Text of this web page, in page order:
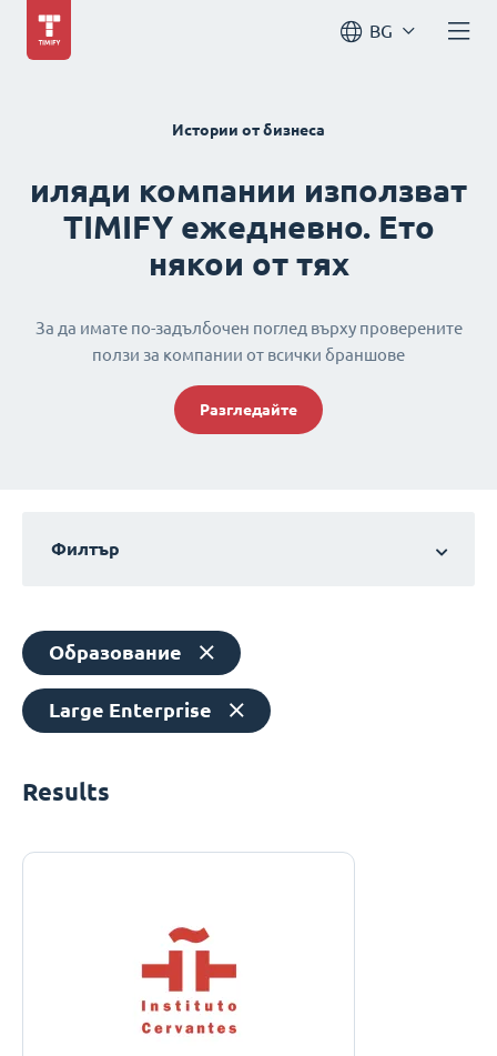
BG
Истории от бизнеса
иляди компании използват
TIMIFY ежедневно. Ето
някои от тях
За да имате по-задълбочен поглед върху проверените
ползи за компании от всички браншове
Разгледайте
Филтър
Образование
Large Enterprise
Results